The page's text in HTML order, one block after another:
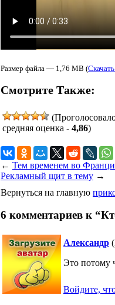
Размер файла — 1,76 MB (
Смотрите Также:
средняя оценка - 4,86)
← Тем временем во
Рекламный щит в тему →
Вернуться на главную
6 комментариев к
Александр
Это потому
Войдите,